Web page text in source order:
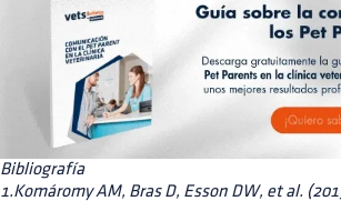
Bibliografía
1.Komáromy AM, Bras D, Esson DW, et al.